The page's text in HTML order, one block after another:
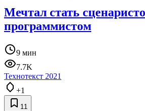
Мечтал стать
программистом
9 мин
7.7K
Технотекст 2021
+1
11